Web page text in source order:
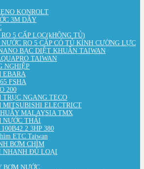
KONROLT
3M DÂY
5 CẤP LỌC(kHÔNG TỦ)
RO 5 CẤP CÓ TỦ KÍNH CƯỜNG LỰC
BẠC DIỆT KHUẨN TAIWAN
TAIWAN
NGHIỆP
EBARA
FSHA
200
TRỤC NGANG TECO
MITSUBISHI ELECTRICT
MALAYSIA TMX
NƯỚC THẢI
3HP 380
ETC Taiwan
BƠM CHÌM
NHANH ĐỦ LOẠI
BƠM NƯỚC